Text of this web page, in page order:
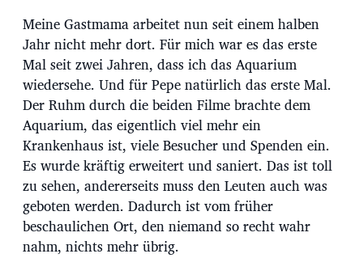
Meine Gastmama arbeitet nun seit einem halben
Jahr nicht mehr dort. Für mich war es das erste
Mal seit zwei Jahren, dass ich das Aquarium
wiedersehe. Und für Pepe natürlich das erste Mal.
Der Ruhm durch die beiden Filme brachte dem
Aquarium, das eigentlich viel mehr ein
Krankenhaus ist, viele Besucher und Spenden ein.
Es wurde kräftig erweitert und saniert. Das ist toll
zu sehen, andererseits muss den Leuten auch was
geboten werden. Dadurch ist vom früher
beschaulichen Ort, den niemand so recht wahr
nahm, nichts mehr übrig.